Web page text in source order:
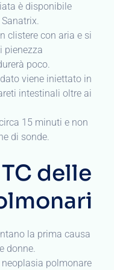
è disponibile
clistere con aria e si
pienezza
poco.
viene iniettato in
intestinali oltre ai
15 minuti e non
di sonde.
delle
la prima causa
donne.
neoplasia polmonare